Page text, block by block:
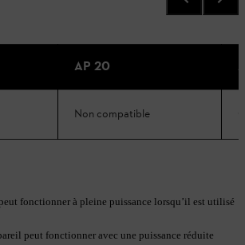
AP 20
Non compatible
fonctionner à pleine puissance lorsqu’il est utilisé
peut fonctionner avec une puissance réduite